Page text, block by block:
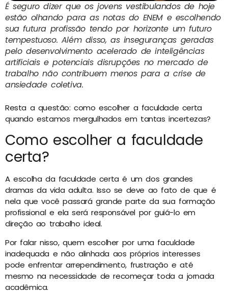
É seguro dizer que os jovens vestibulandos de hoje
estão olhando para as notas do ENEM e escolhendo
sua futura profissão tendo por horizonte um futuro
tempestuoso. Além disso, as inseguranças geradas
pelo desenvolvimento acelerado de inteligências
artificiais e potenciais disrupções no mercado de
trabalho não contribuem menos para a crise de
ansiedade coletiva.
Resta a questão: como escolher a faculdade certa
quando estamos mergulhados em tantas incertezas?
Como escolher a faculdade
certa?
A escolha da faculdade certa é um dos grandes
dramas da vida adulta. Isso se deve ao fato de que é
nela que você passará grande parte da sua formação
profissional e ela será responsável por guiá-lo em
direção ao trabalho ideal.
Por falar nisso, quem escolher por uma faculdade
inadequada e não alinhada aos próprios interesses
pode enfrentar arrependimento, frustração e até
mesmo na necessidade de recomeçar toda a jornada
acadêmica.